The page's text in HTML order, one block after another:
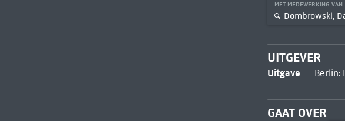
MET MEDEWERKING VAN
Dombrowski,
UITGEVER
Uitgave Berlin:
GAAT OVER